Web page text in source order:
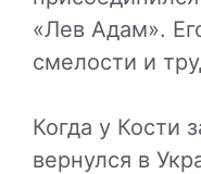
«Лев Адам».
смелости и
Когда у Кости
вернулся в